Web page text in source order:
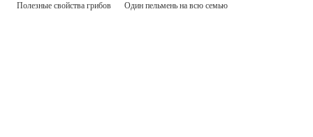
Полезные свойства грибов Один пельмень на всю семью